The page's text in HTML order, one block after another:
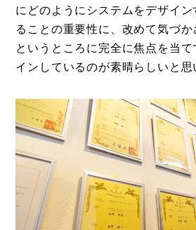
にどのようにシステムをデザイン
ることの重要性に、改めて気づ
というところに完全に焦点を当
インしているのが素晴らしいと思